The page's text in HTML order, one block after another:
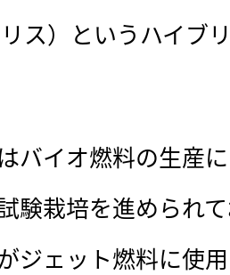
ス）というハイブ
バイオ燃料の生産
験栽培を進められ
ジェット燃料に使